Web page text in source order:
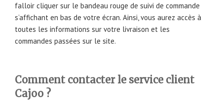
falloir cliquer sur le bandeau rouge de suivi de commande
s’affichant en bas de votre écran. Ainsi, vous aurez accès à
toutes les informations sur votre livraison et les
commandes passées sur le site.
Comment contacter le service client
Cajoo ?